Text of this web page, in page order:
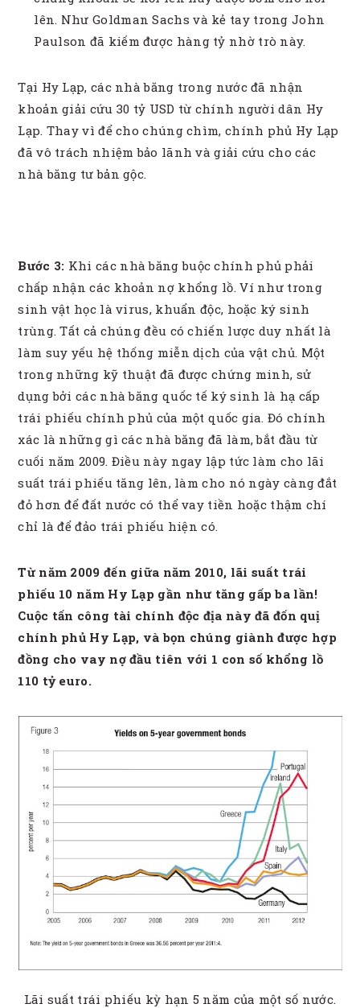
lên. Như Goldman Sachs và kẻ tay trong John
Paulson đã kiếm được hàng tỷ nhờ trò này.
Tại Hy Lạp, các nhà băng trong nước đã nhận
khoản giải cứu 30 tỷ USD từ chính người dân Hy
Lạp. Thay vì để cho chúng chìm, chính phủ Hy Lạp
đã vô trách nhiệm bảo lãnh và giải cứu cho các
nhà băng tư bản gộc.
Bước 3: Khi các nhà băng buộc chính phủ phải
chấp nhận các khoản nợ khổng lồ. Ví như trong
sinh vật học là virus, khuẩn độc, hoặc ký sinh
trùng. Tất cả chúng đều có chiến lược duy nhất là
làm suy yếu hệ thống miễn dịch của vật chủ. Một
trong những kỹ thuật đã được chứng minh, sử
dụng bởi các nhà băng quốc tế ký sinh là hạ cấp
trái phiếu chính phủ của một quốc gia. Đó chính
xác là những gì các nhà băng đã làm, bắt đầu từ
cuối năm 2009. Điều này ngay lập tức làm cho lãi
suất trái phiếu tăng lên, làm cho nó ngày càng đắt
đỏ hơn để đất nước có thể vay tiền hoặc thậm chí
chỉ là để đảo trái phiếu hiện có.
Từ năm 2009 đến giữa năm 2010, lãi suất trái
phiếu 10 năm Hy Lạp gần như tăng gấp ba lần!
Cuộc tấn công tài chính độc địa này đã đốn quị
chính phủ Hy Lạp, và bọn chúng giành được hợp
đồng cho vay nợ đầu tiên với 1 con số khổng lồ
110 tỷ euro.
Lãi suất trái phiếu kỳ hạn 5 năm của một số nước.